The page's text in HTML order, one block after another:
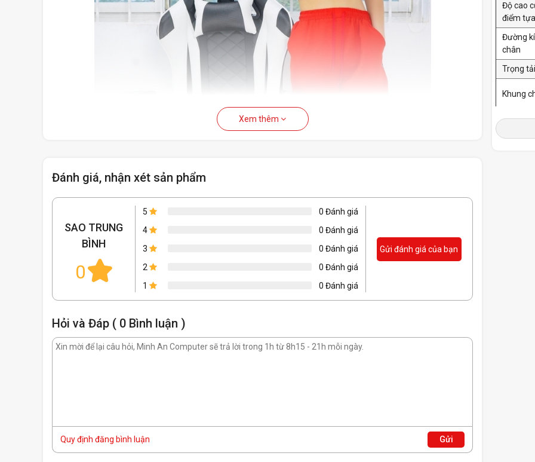
Ghế E-Dra Ares EGC207 White
chơi game của bạn. Thiết kế trắng thanh lịch này thích hợp cho nhiều loại nội thất và không gian. Đặc
Xem thêm
Đánh giá, nhận xét sản phẩm
SAO TRUNG
BÌNH
0
5
0 Đánh giá
4
0 Đánh giá
3
0 Đánh giá
2
0 Đánh giá
1
0 Đánh giá
Gửi đánh giá của bạn
Hỏi và Đáp ( 0 Bình luận )
Quy định đăng bình luận Gửi
Độ cao
điểm
Đường
chân
Trọng tải
Khung
Kích
Màu sắc